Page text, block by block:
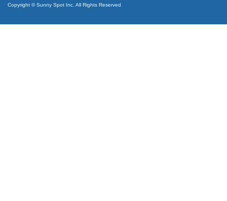
Copyright © Sunny Spot Inc. All Rights Reserved